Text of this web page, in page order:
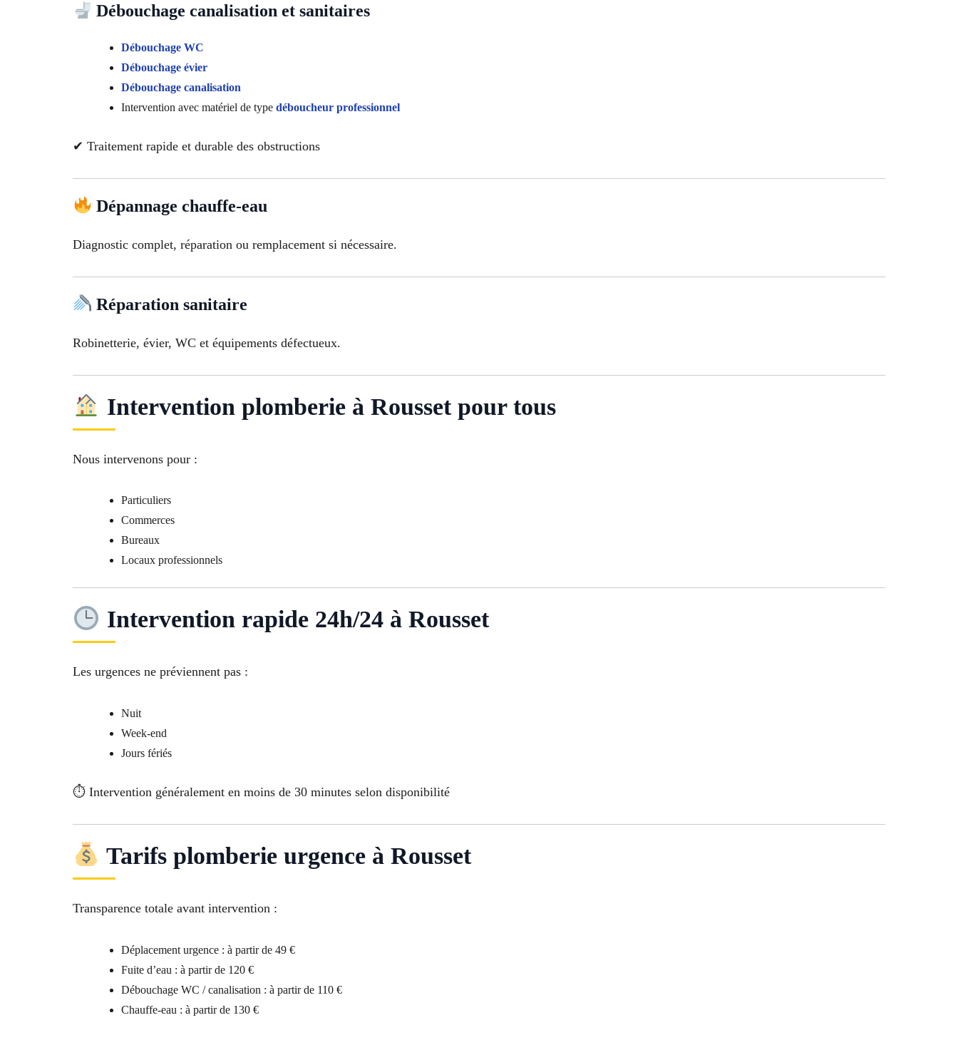
Débouchage canalisation et sanitaires
Débouchage WC
Débouchage évier
Débouchage canalisation
Intervention avec matériel de type déboucheur professionnel
✔ Traitement rapide et durable des obstructions
Dépannage chauffe-eau
Diagnostic complet, réparation ou remplacement si nécessaire.
Réparation sanitaire
Robinetterie, évier, WC et équipements défectueux.
Intervention plomberie à Rousset pour tous
Nous intervenons pour :
Particuliers
Commerces
Bureaux
Locaux professionnels
Intervention rapide 24h/24 à Rousset
Les urgences ne préviennent pas :
Nuit
Week-end
Jours fériés
⏱ Intervention généralement en moins de 30 minutes selon disponibilité
Tarifs plomberie urgence à Rousset
Transparence totale avant intervention :
Déplacement urgence : à partir de 49 €
Fuite d’eau : à partir de 120 €
Débouchage WC / canalisation : à partir de 110 €
Chauffe-eau : à partir de 130 €